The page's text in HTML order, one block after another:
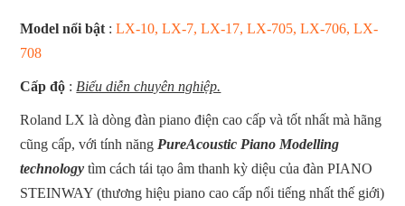
Model nổi bật :LX-10, LX-7, LX-17, LX-705, LX-706, LX-
708
Cấp độ : Biểu diễn chuyên nghiệp.
Roland LX là dòng đàn piano điện cao cấp và tốt nhất mà hãng
cũng cấp, với tính năng PureAcoustic Piano Modelling
technologytìm cách tái tạo âm thanh kỳ diệu của đàn PIANO
STEINWAY (thương hiệu piano cao cấp nổi tiếng nhất thế giới)